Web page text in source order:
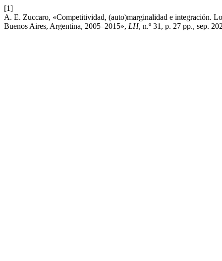
[1]
A. E. Zuccaro, «Competitividad, (auto)marginalidad e integración.
Buenos Aires, Argentina, 2005–2015», LH, n.º 31, p. 27 pp., sep.